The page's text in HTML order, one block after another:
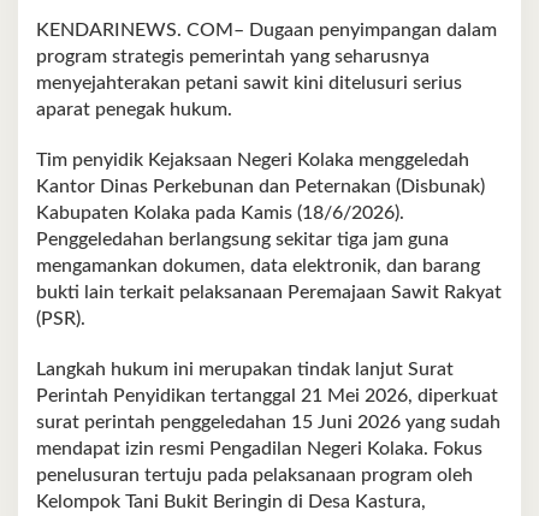
KENDARINEWS. COM– Dugaan penyimpangan dalam
program strategis pemerintah yang seharusnya
menyejahterakan petani sawit kini ditelusuri serius
aparat penegak hukum.
Tim penyidik Kejaksaan Negeri Kolaka menggeledah
Kantor Dinas Perkebunan dan Peternakan (Disbunak)
Kabupaten Kolaka pada Kamis (18/6/2026).
Penggeledahan berlangsung sekitar tiga jam guna
mengamankan dokumen, data elektronik, dan barang
bukti lain terkait pelaksanaan Peremajaan Sawit Rakyat
(PSR).
Langkah hukum ini merupakan tindak lanjut Surat
Perintah Penyidikan tertanggal 21 Mei 2026, diperkuat
surat perintah penggeledahan 15 Juni 2026 yang sudah
mendapat izin resmi Pengadilan Negeri Kolaka. Fokus
penelusuran tertuju pada pelaksanaan program oleh
Kelompok Tani Bukit Beringin di Desa Kastura,